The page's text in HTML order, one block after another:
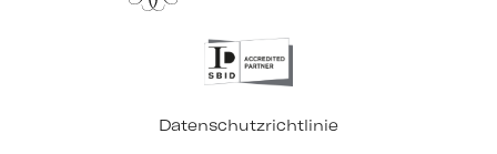
Datenschutzrichtlinie